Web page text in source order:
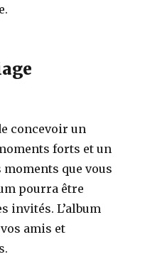
concevoir un
forts et un
que vous
pourra être
invités. L’album
amis et